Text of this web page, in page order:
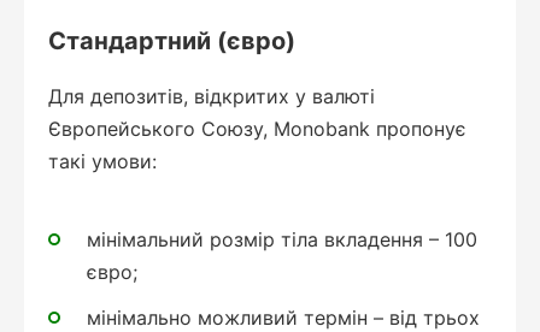
Стандартний (євро)
Для депозитів, відкритих у валюті
Європейського Союзу, Monobank пропонує
такі умови:
мінімальний розмір тіла вкладення – 100
євро;
мінімально можливий термін – від трьох